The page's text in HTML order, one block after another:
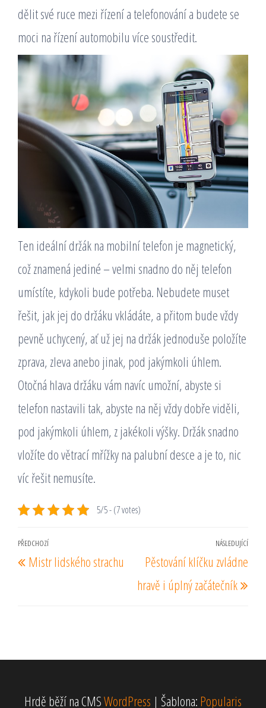
dělit své ruce mezi řízení a telefonování a budete se
moci na řízení automobilu více soustředit.
Ten ideální držák na mobilní telefon je magnetický,
což znamená jediné – velmi snadno do něj telefon
umístíte, kdykoli bude potřeba. Nebudete muset
řešit, jak jej do držáku vkládáte, a přitom bude vždy
pevně uchycený, ať už jej na držák jednoduše položíte
zprava, zleva anebo jinak, pod jakýmkoli úhlem.
Otočná hlava držáku vám navíc umožní, abyste si
telefon nastavili tak, abyste na něj vždy dobře viděli,
pod jakýmkoli úhlem, z jakékoli výšky. Držák snadno
vložíte do větrací mřížky na palubní desce a je to, nic
víc řešit nemusíte.
5/5 - (7 votes)
Navigace
pro
Předchozí
příspěvek
PŘEDCHOZÍ
Mistr lidského strachu
NÁSLEDUJÍCÍ
Pěstování klíčku zvládne
hravě i úplný začátečník
Hrdě běží na CMSWordPress | Šablona: Popularis